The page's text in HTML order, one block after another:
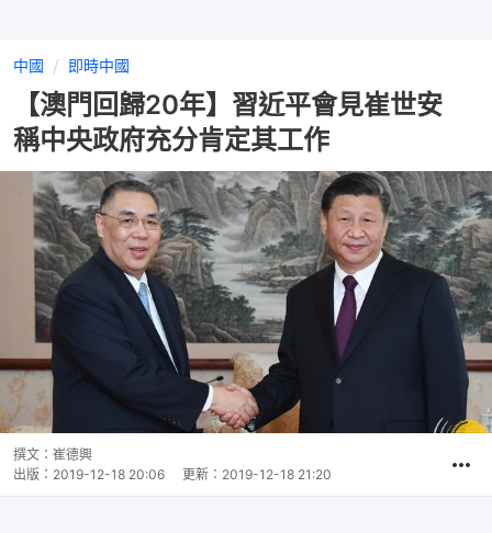
中國 即時中國
【澳門回歸20年】習近平會見崔世安
稱中央政府充分肯定其工作
撰文： 崔德興
出版： 2019-12-18 20:06 更新： 2019-12-18 21:20